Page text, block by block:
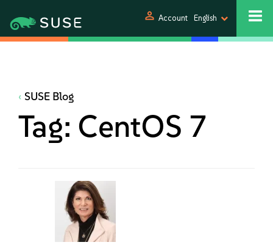
person Account English
SUSE Blog
Tag: CentOS 7